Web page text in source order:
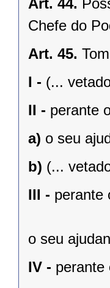
Chefe do
Art. 45.
I - (...
II - perante
a) o seu
b) (...
III - perante
o seu
IV - perante